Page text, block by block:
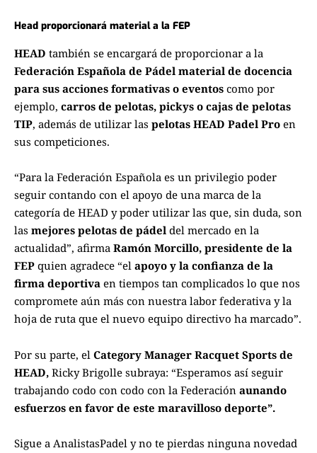
Head proporcionará material a la FEP
HEAD también se encargará de proporcionar a la
Federación Española de Pádel material de docencia
para sus acciones formativas o eventos como por
ejemplo, carros de pelotas, pickys o cajas de pelotas
TIP, además de utilizar las pelotas HEAD Padel Pro en
sus competiciones.
“Para la Federación Española es un privilegio poder
seguir contando con el apoyo de una marca de la
categoría de HEAD y poder utilizar las que, sin duda, son
las mejores pelotas de pádel del mercado en la
actualidad”, afirma Ramón Morcillo, presidente de la
FEP quien agradece “el apoyo y la confianza de la
firma deportiva en tiempos tan complicados lo que nos
compromete aún más con nuestra labor federativa y la
hoja de ruta que el nuevo equipo directivo ha marcado”.
Por su parte, el Category Manager Racquet Sports de
HEAD, Ricky Brigolle subraya: “Esperamos así seguir
trabajando codo con codo con la Federación aunando
esfuerzos en favor de este maravilloso deporte”.
Sigue a AnalistasPadel y no te pierdas ninguna novedad